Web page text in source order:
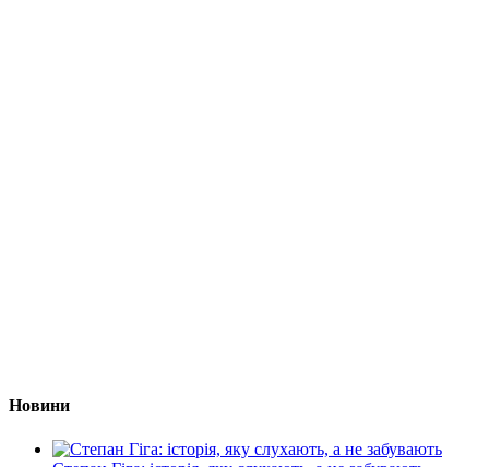
Новини